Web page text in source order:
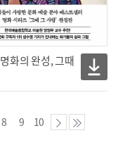
명화의 완성, 그때
8 9 10